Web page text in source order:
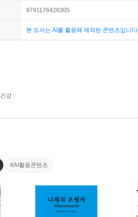
9791176426305
본 도서는 AI를 활용해 제작된 콘텐츠입니다.
건강
#AI활용콘텐츠